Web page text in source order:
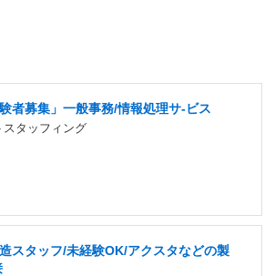
者募集」一般事務/情報処理サ-ビス
タッフィング
スタッフ/未経験OK/アクスタなどの製